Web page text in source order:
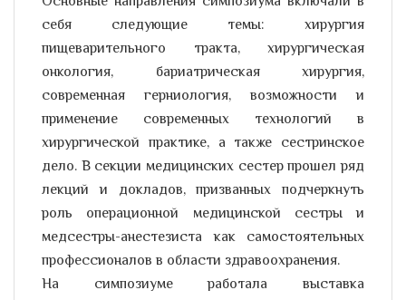
себя следующие темы: хирургия
пищеварительного тракта, хирургическая
онкология, бариатрическая хирургия,
современная герниология, возможности и
применение современных технологий в
хирургической практике, а также сестринское
дело. В секции медицинских сестер прошел ряд
лекций и докладов, призванных подчеркнуть
роль операционной медицинской сестры и
медсестры-анестезиста как самостоятельных
профессионалов в области здравоохранения.
На симпозиуме работала выставка